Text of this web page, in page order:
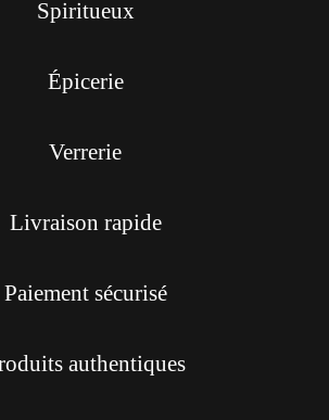
Spiritueux
Épicerie
Verrerie
Livraison rapide
Paiement sécurisé
authentiques